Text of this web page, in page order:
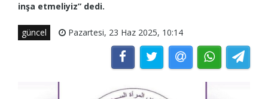
inşa etmeliyiz” dedi.
güncel Pazartesi, 23 Haz 2025, 10:14